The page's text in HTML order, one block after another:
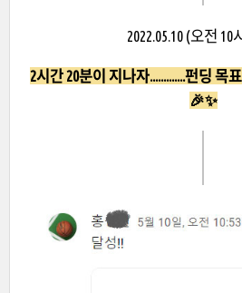
2022.05.10 (오전 10
2시간 20분이 지나자.............펀딩 목
🎉✨